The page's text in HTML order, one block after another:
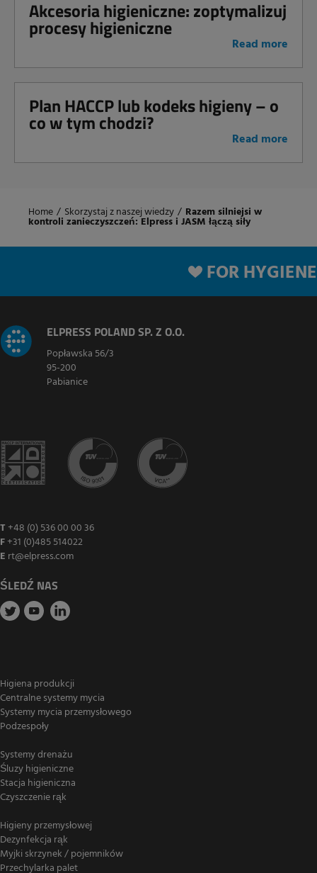
Akcesoria higieniczne: zoptymalizuj
procesy higieniczne
Read more
Plan HACCP lub kodeks higieny – o
co w tym chodzi?
Read more
Home / Skorzystaj z naszej wiedzy / Razem silniejsi w
kontroli zanieczyszczeń: Elpress i JASM łączą siły
FOR HYGIENE
ELPRESS POLAND SP. Z O.O.
Popławska 56/3
95-200
Pabianice
T +48 (0) 536 00 00 36
F+31 (0)485 514022
E rt@elpress.com
ŚLEDŹ NAS
Higiena produkcji
Centralne systemy mycia
Systemy mycia przemysłowego
Podzespoły
Systemy drenażu
Śluzy higieniczne
Stacja higieniczna
Czyszczenie rąk
Higieny przemysłowej
Dezynfekcja rąk
Myjki skrzynek / pojemników
Przechylarka palet